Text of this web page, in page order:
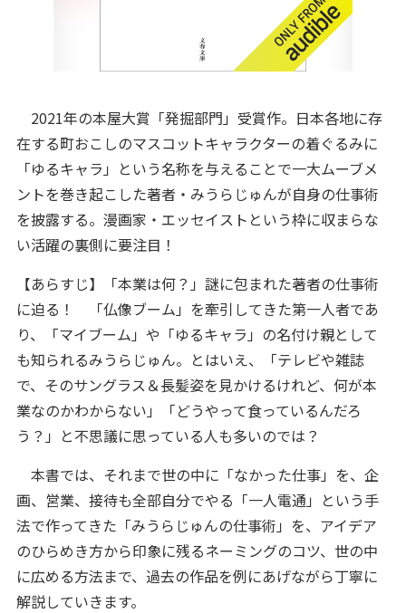
2021年の本屋大賞「発掘部門」受賞作。日本各地に存
在する町おこしのマスコットキャラクターの着ぐるみに
「ゆるキャラ」という名称を与えることで一大ムーブメ
ントを巻き起こした著者・みうらじゅんが自身の仕事術
を披露する。漫画家・エッセイストという枠に収まらな
い活躍の裏側に要注目！
【あらすじ】「本業は何？」謎に包まれた著者の仕事術
に迫る！ 「仏像ブーム」を牽引してきた第一人者であ
り、「マイブーム」や「ゆるキャラ」の名付け親として
も知られるみうらじゅん。とはいえ、「テレビや雑誌
で、そのサングラス＆長髪姿を見かけるけれど、何が本
業なのかわからない」「どうやって食っているんだろ
う？」と不思議に思っている人も多いのでは？
本書では、それまで世の中に「なかった仕事」を、企
画、営業、接待も全部自分でやる「一人電通」という手
法で作ってきた「みうらじゅんの仕事術」を、アイデア
のひらめき方から印象に残るネーミングのコツ、世の中
に広める方法まで、過去の作品を例にあげながら丁寧に
解説していきます。